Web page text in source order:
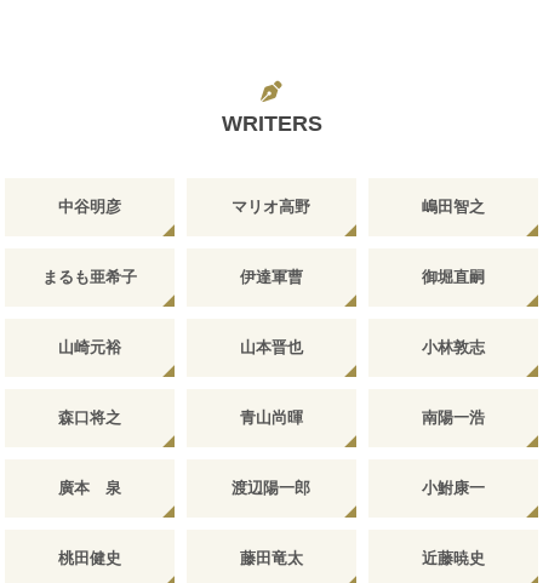
WRITERS
中谷明彦 マリオ高野 嶋田智之
まるも亜希子 伊達軍曹 御堀直嗣
山崎元裕 山本晋也 小林敦志
森口将之 青山尚暉 南陽一浩
廣本 泉 渡辺陽一郎 小鮒康一
桃田健史 藤田竜太 近藤暁史